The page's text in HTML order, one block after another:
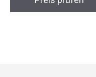
Preis prüfen